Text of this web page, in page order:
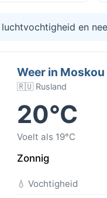
en
Weer in Moskou
🇷🇺 Rusland
20°C
Voelt als 19°C
Zonnig
💧 Vochtigheid